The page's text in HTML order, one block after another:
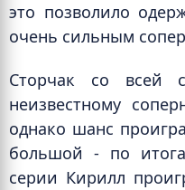
это позволило
очень сильным
Сторчак со всей
неизвестному
однако шанс
большой - по
серии Кирилл